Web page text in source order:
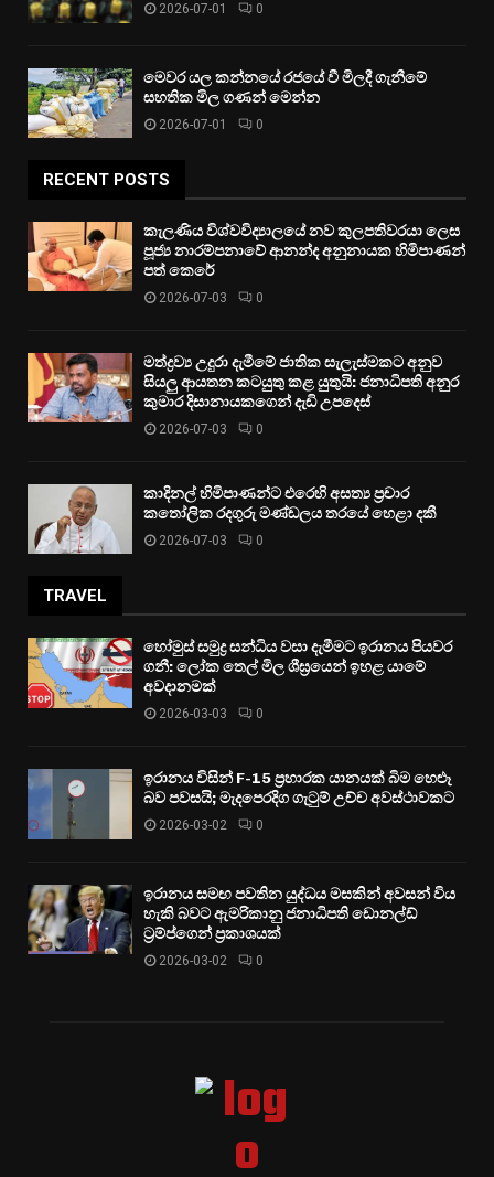
2026-07-01 0
මෙවර යල කන්නයේ රජයේ වී මිලදී ගැනීමේ
සහතික මිල ගණන් මෙන්න
2026-07-01 0
RECENT POSTS
කැලණිය විශ්වවිද්‍යාලයේ නව කුලපතිවරයා ලෙස
පූජ්‍ය නාරම්පනාවේ ආනන්ද අනුනායක හිමිපාණන්
පත් කෙරේ
2026-07-03 0
මත්ද්‍රව්‍ය උදුරා දැමීමේ ජාතික සැලැස්මකට අනුව
සියලු ආයතන කටයුතු කළ යුතුයි: ජනාධිපති අනුර
කුමාර දිසානායකගෙන් දැඩි උපදෙස්
2026-07-03 0
කාදිනල් හිමිපාණන්ට එරෙහි අසත්‍ය ප්‍රචාර
කතෝලික රදගුරු මණ්ඩලය තරයේ හෙළා දකී
2026-07-03 0
TRAVEL
හෝමුස් සමුද්‍ර සන්ධිය වසා දැමීමට ඉරානය පියවර
ගනී: ලෝක තෙල් මිල ශීඝ්‍රයෙන් ඉහළ යාමේ
අවදානමක්
2026-03-03 0
ඉරානය විසින් F-15 ප්‍රහාරක යානයක් බිම හෙළූ
බව පවසයි; මැදපෙරදිග ගැටුම් උච්ච අවස්ථාවකට
2026-03-02 0
ඉරානය සමඟ පවතින යුද්ධය මසකින් අවසන් විය
හැකි බවට ඇමරිකානු ජනාධිපති ඩොනල්ඩ්
ට්‍රම්ප්ගෙන් ප්‍රකාශයක්
2026-03-02 0